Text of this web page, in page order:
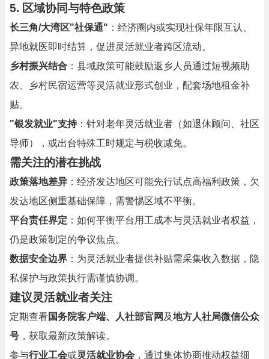
5. 区域协同与特色政策
长三角/大湾区"社保通" ：经济圈内或实现社保年限互认、
异地就医即时结算，促进灵活就业者跨区流动。
乡村振兴结合 ：县域政策可能鼓励返乡人员通过短视频助
农、乡村民宿运营等灵活就业形式创业，配套场地租金补
贴。
"银发就业"支持：针对老年灵活就业者（如退休顾问、社区
导师），或出台特殊工时规定与税收减免。
需关注的潜在挑战
政策落地差异 ：经济发达地区可能先行试点高福利政策，欠
发达地区侧重基础保障，需警惕区域不平衡。
平台责任界定 ：如何平衡平台用工成本与灵活就业者权益，
仍是政策制定的争议焦点。
数据安全边界 ：为灵活就业者提供补贴需采集收入数据，隐
私保护与政策执行需谨慎协调。
建议灵活就业者关注
定期查看国务院客户端、人社部官网 及地方人社局微信公众
号 ，获取最新政策解读。
参与行业工会或灵活就业协会 ，通过集体协商推动权益细